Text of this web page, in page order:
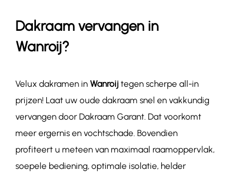
Dakraam vervangen in
Wanroij?
Velux dakramen in Wanroijtegen scherpe all-in
prijzen! Laat uw oude dakraam snel en vakkundig
vervangen door Dakraam Garant. Dat voorkomt
meer ergernis en vochtschade. Bovendien
profiteert u meteen van maximaal raamoppervlak,
soepele bediening, optimale isolatie, helder